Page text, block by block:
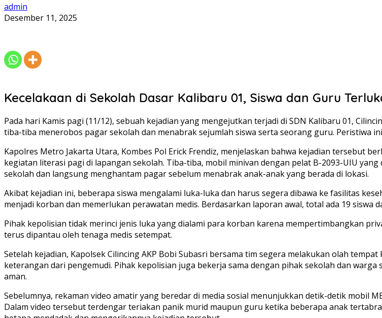
admin
Desember 11, 2025
Kecelakaan di Sekolah Dasar Kalibaru 01, Siswa dan Guru
Pada hari Kamis pagi (11/12), sebuah kejadian yang mengejutkan terjadi di SDN Kalibaru 01,
tiba-tiba menerobos pagar sekolah dan menabrak sejumlah siswa serta seorang guru. Peristiwa
Kapolres Metro Jakarta Utara, Kombes Pol Erick Frendiz, menjelaskan bahwa kejadian tersebut
kegiatan literasi pagi di lapangan sekolah. Tiba-tiba, mobil minivan dengan pelat B-2093-UIU
sekolah dan langsung menghantam pagar sebelum menabrak anak-anak yang berada di lokasi.
Akibat kejadian ini, beberapa siswa mengalami luka-luka dan harus segera dibawa ke fasilitas
menjadi korban dan memerlukan perawatan medis. Berdasarkan laporan awal, total ada 19 siswa
Pihak kepolisian tidak merinci jenis luka yang dialami para korban karena mempertimbangkan
terus dipantau oleh tenaga medis setempat.
Setelah kejadian, Kapolsek Cilincing AKP Bobi Subasri bersama tim segera melakukan olah
keterangan dari pengemudi. Pihak kepolisian juga bekerja sama dengan pihak sekolah dan
aman.
Sebelumnya, rekaman video amatir yang beredar di media sosial menunjukkan detik-detik mobil
Dalam video tersebut terdengar teriakan panik murid maupun guru ketika beberapa anak